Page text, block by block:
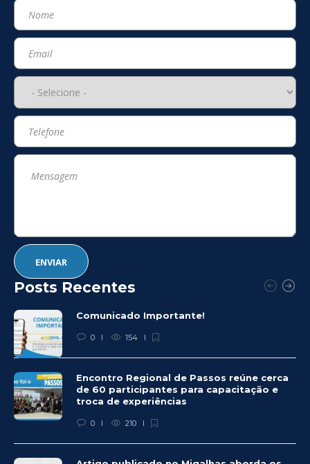
Posts Recentes
Comunicado Importante!
0 154
Encontro Regional de Passos reúne cerca
de 60 participantes para capacitação e
troca de experiências
0 210